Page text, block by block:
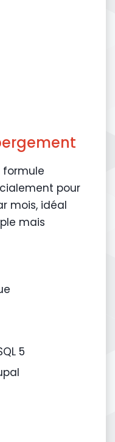
formule
pour
mois, idéal
mais
5